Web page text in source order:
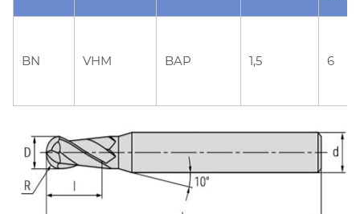
BN VHM BAP 1,5 6